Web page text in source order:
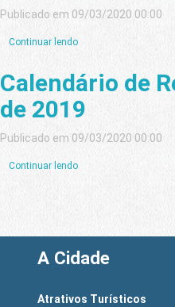
Publicado em 09/03/2020 00:00
Continuar lendo
Calendário de
de 2019
Publicado em 09/03/2020 00:00
Continuar lendo
A Cidade
Atrativos Turísticos